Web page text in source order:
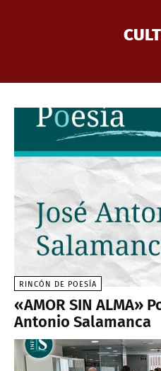
RINCÓN DE POESÍA
«AMOR SIN ALMA»
Antonio Salamanca